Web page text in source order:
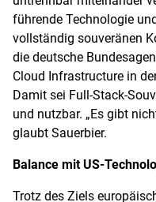
führende Technologie
vollständig souveränen
die deutsche
Cloud Infrastructure in
Damit sei Full-Stack-
und nutzbar. „Es gibt
glaubt Sauerbier.
Balance mit US-
Trotz des Ziels